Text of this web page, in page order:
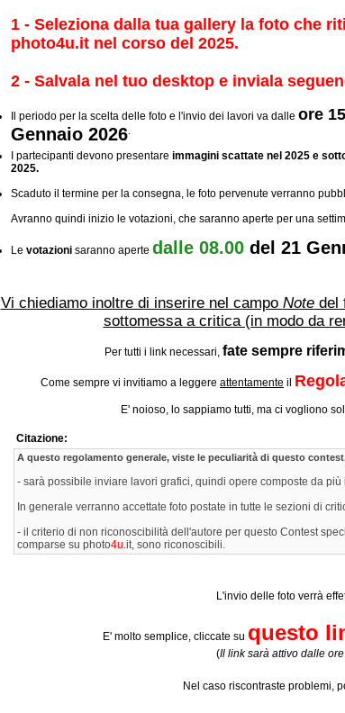
1 - Seleziona dalla tua gallery la foto che
photo4u.it nel corso del 2025.
2 - Salvala nel tuo desktop e inviala
Il periodo per la scelta delle foto e l'invio dei lavori va dalle ore
Gennaio 2026.
I partecipanti devono presentare immagini scattate nel 2025 e
2025.
Scaduto il termine per la consegna, le foto pervenute verranno
Avranno quindi inizio le votazioni, che saranno aperte per una
Le votazioni saranno aperte dalle 08.00 del 21
Vi chiediamo inoltre di inserire nel campo Notedel
sottomessa a critica (in modo da
Per tutti i link necessari, fate sempre
Come sempre vi invitiamo a leggere attentamente il
E' noioso, lo sappiamo tutti, ma ci vogliono
Citazione:
A questo regolamento generale, viste le peculiarità di questo
- sarà possibile inviare lavori grafici, quindi opere composte da
In generale verranno accettate foto postate in tutte le sezioni di
- il criterio di non riconoscibilità dell'autore per questo Contest
comparse su photo4u.it, sono riconoscibili.
L'invio delle foto verrà
E' molto semplice, cliccate su questo
(Il link sarà attivo dalle
Nel caso riscontraste problemi,